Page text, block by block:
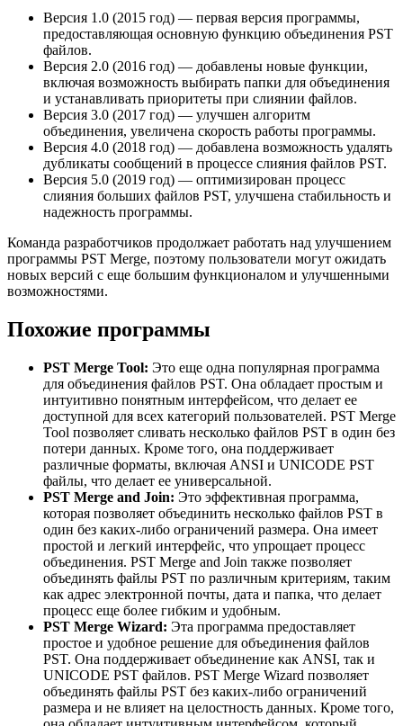
Версия 1.0 (2015 год) — первая версия программы,
предоставляющая основную функцию объединения PST
файлов.
Версия 2.0 (2016 год) — добавлены новые функции,
включая возможность выбирать папки для объединения
и устанавливать приоритеты при слиянии файлов.
Версия 3.0 (2017 год) — улучшен алгоритм
объединения, увеличена скорость работы программы.
Версия 4.0 (2018 год) — добавлена возможность удалять
дубликаты сообщений в процессе слияния файлов PST.
Версия 5.0 (2019 год) — оптимизирован процесс
слияния больших файлов PST, улучшена стабильность и
надежность программы.
Команда разработчиков продолжает работать над улучшением
программы PST Merge, поэтому пользователи могут ожидать
новых версий с еще большим функционалом и улучшенными
возможностями.
Похожие программы
PST Merge Tool: Это еще одна популярная программа
для объединения файлов PST. Она обладает простым и
интуитивно понятным интерфейсом, что делает ее
доступной для всех категорий пользователей. PST Merge
Tool позволяет сливать несколько файлов PST в один без
потери данных. Кроме того, она поддерживает
различные форматы, включая ANSI и UNICODE PST
файлы, что делает ее универсальной.
PST Merge and Join: Это эффективная программа,
которая позволяет объединить несколько файлов PST в
один без каких-либо ограничений размера. Она имеет
простой и легкий интерфейс, что упрощает процесс
объединения. PST Merge and Join также позволяет
объединять файлы PST по различным критериям, таким
как адрес электронной почты, дата и папка, что делает
процесс еще более гибким и удобным.
PST Merge Wizard: Эта программа предоставляет
простое и удобное решение для объединения файлов
PST. Она поддерживает объединение как ANSI, так и
UNICODE PST файлов. PST Merge Wizard позволяет
объединять файлы PST без каких-либо ограничений
размера и не влияет на целостность данных. Кроме того,